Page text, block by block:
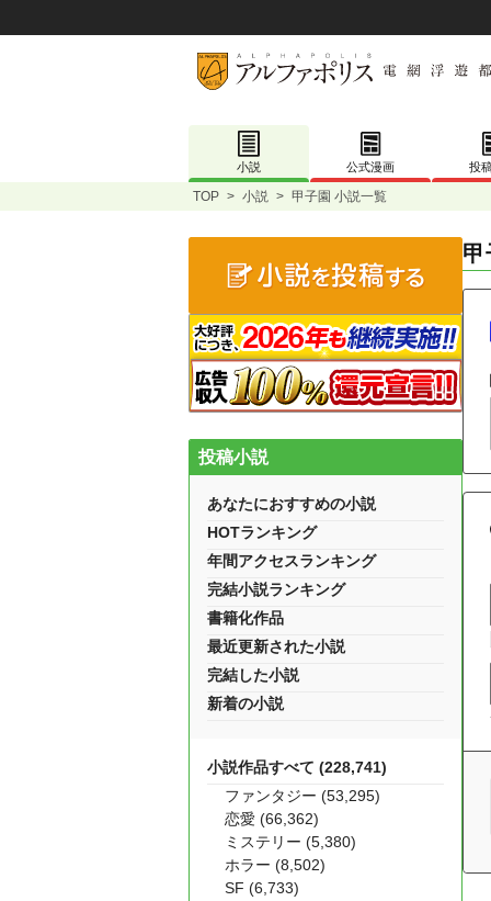
小説 公式漫画 投
TOP > 小説 > 甲子園 小説一覧
甲
投稿小説
あなたにおすすめの小説
HOTランキング
年間アクセスランキング
完結小説ランキング
書籍化作品
最近更新された小説
完結した小説
新着の小説
小説作品すべて (228,741)
ファンタジー (53,295)
恋愛 (66,362)
ミステリー (5,380)
ホラー (8,502)
SF (6,733)